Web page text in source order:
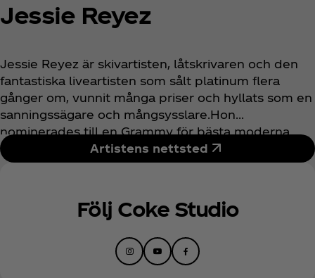
Jessie Reyez
Jessie Reyez är skivartisten, låtskrivaren och den
fantastiska liveartisten som sålt platinum flera
gånger om, vunnit många priser och hyllats som en
sanningssägare och mångsysslare.Hon
nominerades till en Grammy för bästa moderna
urban-album för sin andra EP och har vunnit fem
Juno Awards för årets R&B/soul-inspelning, bästa
R&B-inspelning medYESSIE.
Artistens nettsted
Följ Coke Studio